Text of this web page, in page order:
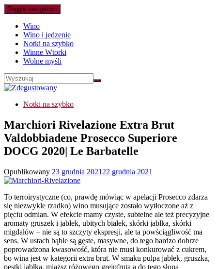
Toggle navigation
Wino
Wino i jedzenie
Notki na szybko
Winne Wtorki
Wolne myśli
Notki na szybko
Marchiori Rivelazione Extra Brut
Valdobbiadene Prosecco Superiore
DOCG 2020| Le Barbatelle
Opublikowany 23 grudnia 2021 22 grudnia 2021
To terroirystyczne (co, prawdę mówiąc w apelacji Prosecco zdarza
się niezwykle rzadko) wino musujące zostało wytłoczone aż z
pięciu odmian. W efekcie mamy czyste, subtelne ale też precyzyjne
aromaty gruszek i jabłek, ubitych białek, skórki jabłka, skórki
migdałów – nie są to szczyty ekspresji, ale ta powściągliwość ma
sens. W ustach bąble są gęste, masywne, do tego bardzo dobrze
poprowadzona kwasowość, która nie musi konkurować z cukrem,
bo wina jest w kategorii extra brut. W smaku pulpa jabłek, gruszka,
pestki jabłka, miąższ różowego grejpfruta a do tego słona